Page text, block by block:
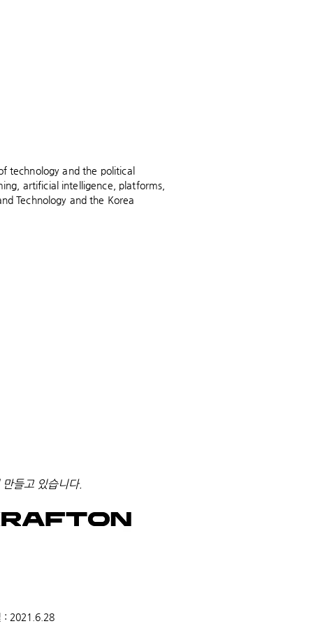
technology and the political
artificial intelligence, platforms,
Technology and the Korea
들고 있습니다.
: 2021.6.28